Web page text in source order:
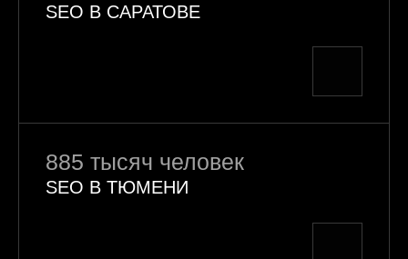
SEO В САРАТОВЕ
885 тысяч человек
SEO В ТЮМЕНИ